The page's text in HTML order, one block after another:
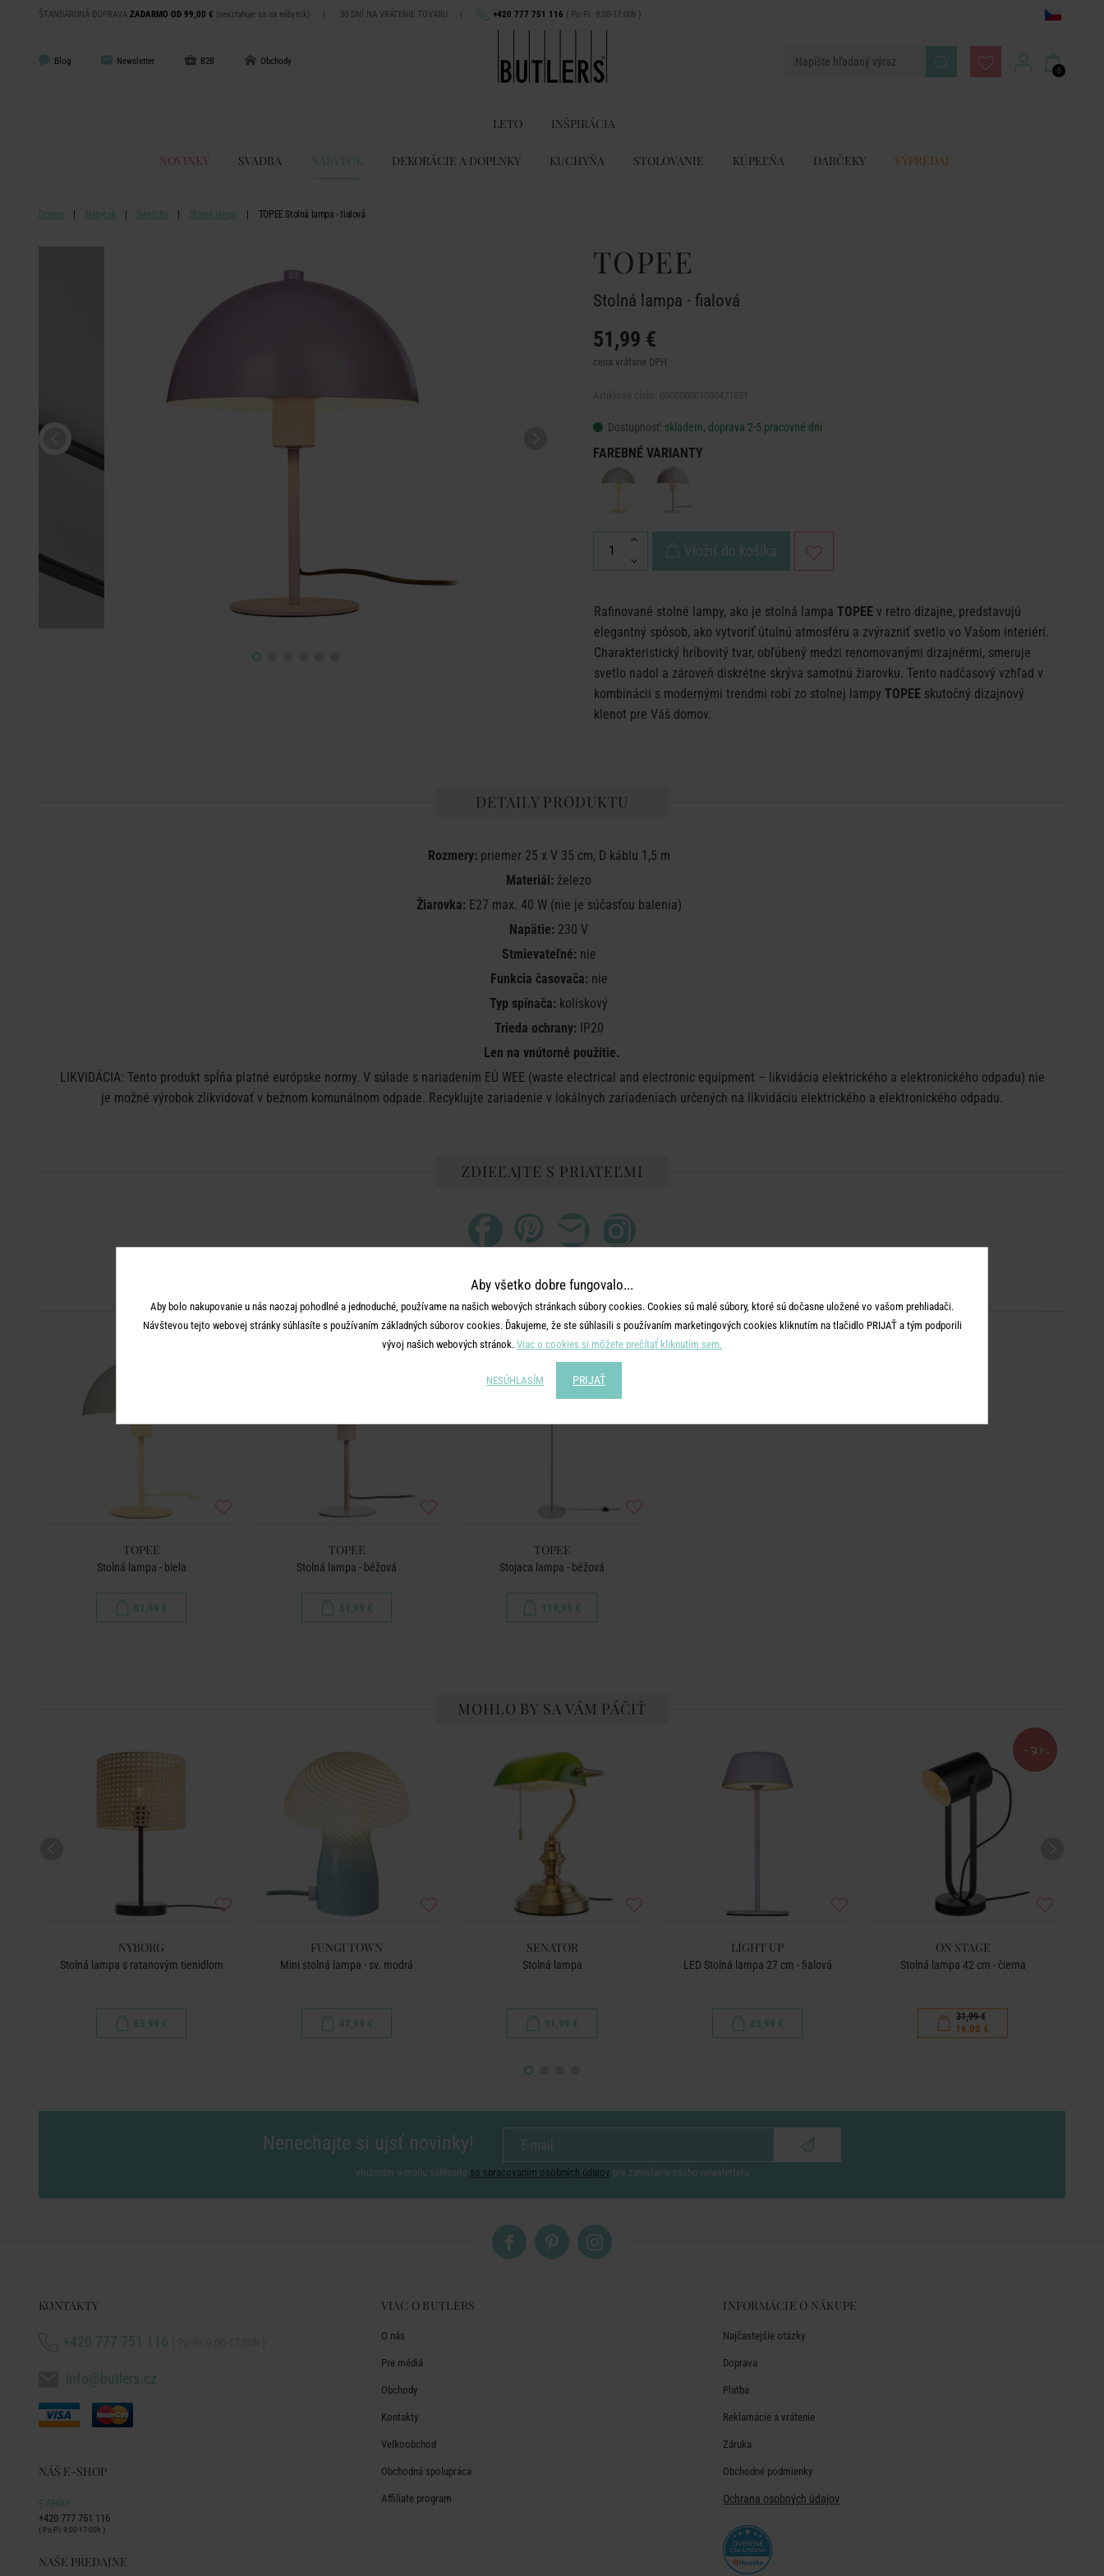
ŠTANDARDNÁ DOPRAVA ZADARMO OD 99,00 € (nevzťahuje sa na nábytok) | 30 DNÍ NA VRÁTENIE TOVARU | +420 777 751 116 ( Po-Pi: 9:00-17:00h )
Blog Newsletter B2B Obchody
0
LETO INŠPIRÁCIA
NOVINKY SVADBA NÁBYTOK DEKORÁCIE A DOPLNKY KUCHYŇA STOLOVANIE KÚPEĽŇA DARČEKY VÝPREDAJ
Domov Nábytok Svietidlá Stolné lampy TOPEE Stolná lampa - fialová
TOPEE
Stolná lampa - fialová
51,99 €
cena vrátane DPH
Dostupnosť: skladem, doprava 2-5 pracovné dni
FAREBNÉ VARIANTY
Vložiť do košíka
Rafinované stolné lampy, ako je stolná lampa TOPEE v retro dizajne, predstavujú
elegantný spôsob, ako vytvoriť útulnú atmosféru a zvýrazniť svetlo vo Vašom interiéri.
Charakteristický hríbovitý tvar, obľúbený medzi renomovanými dizajnérmi, smeruje
svetlo nadol a zároveň diskrétne skrýva samotnú žiarovku. Tento nadčasový vzhľad v
kombinácii s modernými trendmi robí zo stolnej lampy TOPEE skutočný dizajnový
klenot pre Váš domov.
DETAILY PRODUKTU
Rozmery: priemer 25 x V 35 cm, D káblu 1,5 m
Materiál: železo
Žiarovka:E27 max. 40 W (nie je súčasťou balenia)
Napätie: 230 V
Stmievateľné:nie
Funkcia časovača:nie
Typ spínača: kolískový
Trieda ochrany:IP20
Len na vnútorné použitie.
LIKVIDÁCIA: Tento produkt spĺňa platné európske normy. V súlade s nariadením EÚ WEE (waste electrical and electronic equipment – likvidácia elektrického a elektronického odpadu) nie
je možné výrobok zlikvidovať v bežnom komunálnom odpade. Recyklujte zariadenie v lokálnych zariadeniach určených na likvidáciu elektrického a elektronického odpadu.
ZDIEĽAJTE S PRIATEĽMI
ĎALŠIE PRODUKTY ZO SÉRIE
TOPEE
Stolná lampa - biela
51,99 €
TOPEE
Stolná lampa - béžová
51,99 €
TOPEE
Stojaca lampa - béžová
119,99 €
MOHLO BY SA VÁM PÁČIŤ
NYBORG
Stolná lampa s ratanovým tienidlom
55,99 €
FUNGI TOWN
Mini stolná lampa - sv. modrá
47,99 €
SENATOR
Stolná lampa
91,99 €
LIGHT UP
LED Stolná lampa 27 cm - fialová
33,99 €
-50 %
ON STAGE
Stolná lampa 42 cm - čierna
31,99 €
16,00 €
Nenechajte si ujsť novinky!
vložením e-mailu súhlasíte so spracovaním osobných údajov pre zasielanie nášho newsletteru
KONTAKTY
+420 777 751 116
info@butlers.cz
NÁŠ E-SHOP
E-SHOP
+420 777 751 116
( Po-Pi: 9:00-17:00h )
NAŠE PREDAJNE
VIAC O BUTLERS
O nás
Pre médiá
Obchody
Kontakty
Velkoobchod
Obchodná spolupráca
Affiliate program
INFORMÁCIE O NÁKUPE
Najčastejšie otázky
Doprava
Platba
Reklamácie a vrátenie
Záruka
Obchodné podmienky
Ochrana osobných údajov
Aby všetko dobre fungovalo...
Aby bolo nakupovanie u nás naozaj pohodlné a jednoduché, používame na našich webových stránkach súbory cookies. Cookies sú malé súbory, ktoré sú dočasne uložené vo vašom prehliadači.
Návštevou tejto webovej stránky súhlasíte s používaním základných súborov cookies. Ďakujeme, že ste súhlasili s používaním marketingových cookies kliknutím na tlačidlo PRIJAŤ a tým podporili
vývoj našich webových stránok. Viac o cookies si môžete prečítať kliknutím sem.
NESÚHLASÍM PRIJAŤ